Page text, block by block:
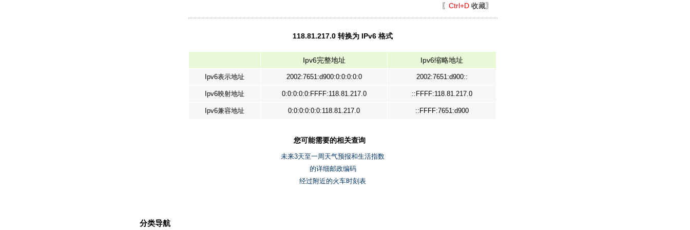
〖 Ctrl+D 收藏〗
118.81.217.0 转换为 IPv6 格式
Ipv6完整地址 Ipv6缩略地址
Ipv6表示地址 2002:7651:d900:0:0:0:0:0 2002:7651:d900::
Ipv6映射地址 0:0:0:0:0:FFFF:118.81.217.0 ::FFFF:118.81.217.0
Ipv6兼容地址 0:0:0:0:0:0:118.81.217.0 ::FFFF:7651:d900
您可能需要的相关查询
未来3天至一周天气预报和生活指数
的详细邮政编码
经过附近的火车时刻表
分类导航